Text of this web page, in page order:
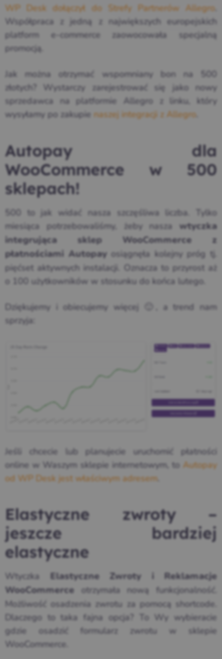
WP Desk dołączył do Strefy Partnerów Allegro
Współpraca z jedną z największych europejskich
platform e-commerce zaowocowała specjalną
promocją.
Jak można otrzymać wspomniany bon na 500
złotych? Wystarczy zarejestrować się jako nowy
sprzedawca na platformie Allegro z linku, który
wysyłamy po zakupie naszej integracji z Allegro
Autopay dla
WooCommerce w 500
sklepach!
500 to jak widać nasza szczęśliwa liczba. Tylko
miesiąca potrzebowaliśmy, żeby nasza
wtyczka
integrująca sklep WooCommerce z
płatnościami Autopayosiągnęła kolejny próg tj.
pięćset aktywnych instalacji. Oznacza to przyrost aż
o 100 użytkowników w stosunku do końca lutego.
Dziękujemy i obiecujemy więcej 🙂, a trend nam
sprzyja:
Jeśli chcecie lub planujecie uruchomić płatności
online w Waszym sklepie internetowym, to Autopay
od WP Desk jest właściwym adresem
Elastyczne zwroty –
jeszcze bardziej
elastyczne
Wtyczka
Elastyczne Zwroty i Reklamacje
WooCommerce
otrzymała nową funkcjonalność.
Możliwość osadzenia zwrotu za pomocą shortcode.
Dlaczego to taka fajna opcja? To Wy wybieracie
gdzie osadzić formularz zwrotu w sklepie
WooCommerce.